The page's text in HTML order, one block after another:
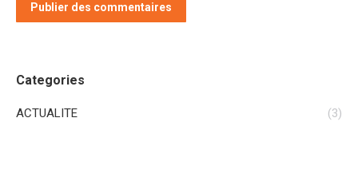
Publier des commentaires
Categories
ACTUALITE (3)